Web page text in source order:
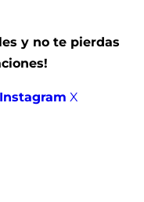
y no te pierdas
Instagram X